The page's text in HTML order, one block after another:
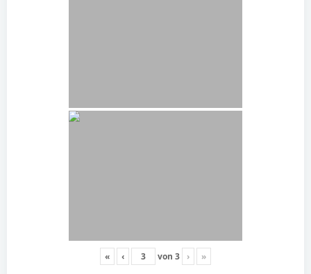
« ‹ von 3 › »